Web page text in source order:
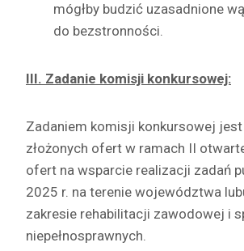
mógłby budzić uzasadnione
do bezstronności.
III. Zadanie komisji konkursowej:
Zadaniem komisji konkursowej
złożonych ofert w ramach II
ofert na wsparcie realizacji zadań
2025 r. na terenie województwa
zakresie rehabilitacji zawodowej i
niepełnosprawnych.